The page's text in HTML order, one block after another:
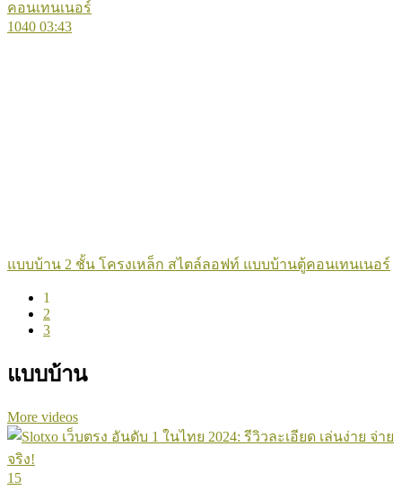
1040 03:43
แบบบ้าน 2 ชั้น โครงเหล็ก สไตล์ลอฟท์ แบบบ้านตู้คอนเทนเนอร์
1
2
3
แบบบ้าน
More videos
15